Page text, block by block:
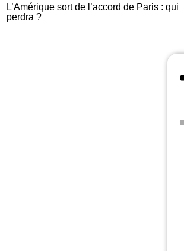
L’Amérique sort de l’accord de Paris : qui
perdra ?